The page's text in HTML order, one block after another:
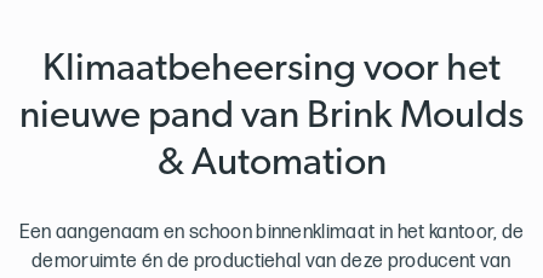
Klimaatbeheersing voor het
nieuwe pand van Brink Moulds
& Automation
Een aangenaam en schoon binnenklimaat in het kantoor, de
demoruimte én de productiehal van deze producent van